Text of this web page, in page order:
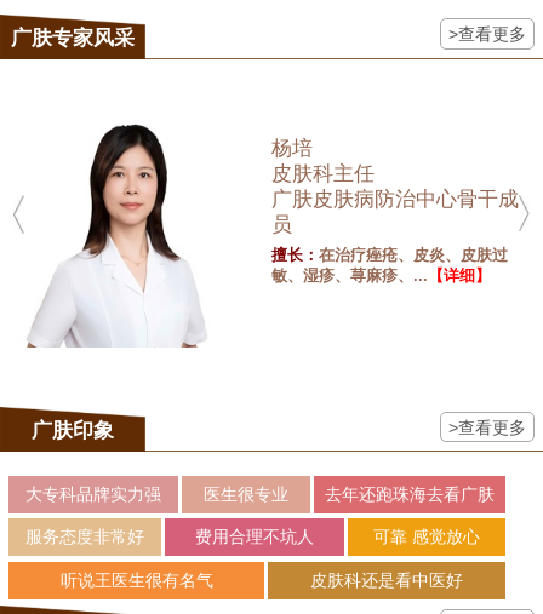
广肤专家风采 >查看更多
杨培
皮肤科主任
广肤皮肤病防治中心骨干成
员
擅长：在治疗痤疮、皮炎、皮肤过
敏、湿疹、荨麻疹、... 【详细】
广肤印象 >查看更多
大专科品牌实力强 医生很专业 去年还跑珠海去看广肤
服务态度非常好 费用合理不坑人 可靠 感觉放心
听说王医生很有名气 皮肤科还是看中医好